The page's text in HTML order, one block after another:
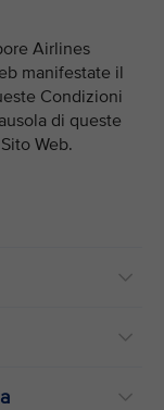
Airlines
manifestate il
Condizioni
di queste
Web.